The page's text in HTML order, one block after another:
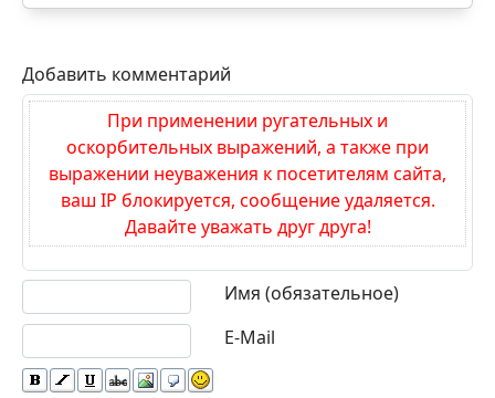
Добавить комментарий
При применении ругательных и
оскорбительных выражений, а также при
выражении неуважения к посетителям сайта,
ваш IP блокируется, сообщение удаляется.
Давайте уважать друг друга!
Имя (обязательное)
E-Mail
Текст комментария